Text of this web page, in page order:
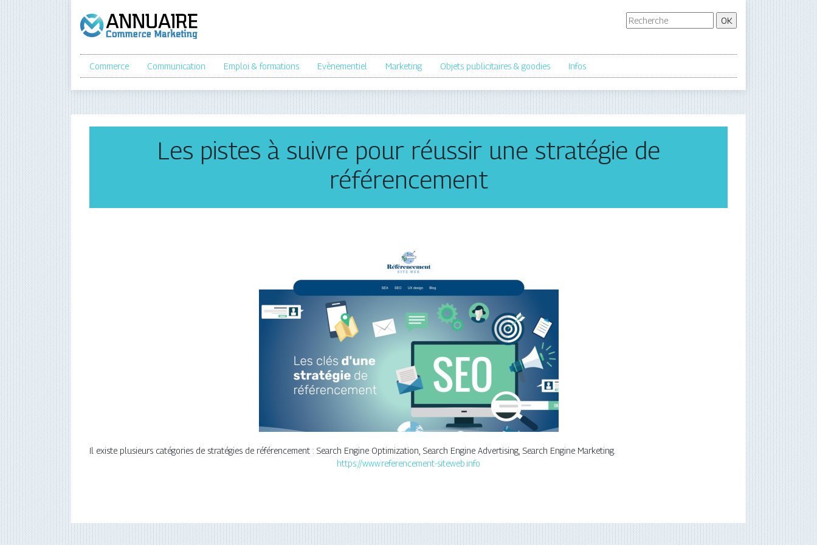
Commerce Communication Emploi & formations Evènementiel Marketing Objets publicitaires & goodies Infos
Les pistes à suivre pour réussir une stratégie de
référencement
Il existe plusieurs catégories de stratégies de référencement : Search Engine Optimization, Search Engine Advertising, Search Engine Marketing.
https://www.referencement-siteweb.info